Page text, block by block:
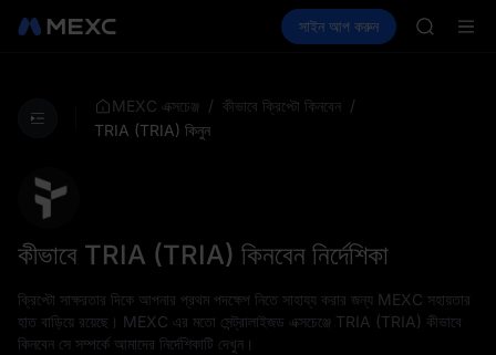
স্পট ফিউচার SPCX আয় করুন
সাইন আপ করুন
AAOI
MEXC এক্সচেঞ্জ / কীভাবে ক্রিপ্টো কিনবেন /
TRIA (TRIA) কিনুন
কীভাবে TRIA (TRIA) কিনবেন নির্দেশিকা
ক্রিপ্টো সাক্ষরতার দিকে আপনার প্রথম পদক্ষেপ নিতে সাহায্য করার জন্য MEXC সহায়তার
হাত বাড়িয়ে রয়েছে। MEXC এর মতো সেন্ট্রালাইজড এক্সচেঞ্জে TRIA (TRIA) কীভাবে
কিনবেন সে সম্পর্কে আমাদের নির্দেশিকাটি দেখুন।